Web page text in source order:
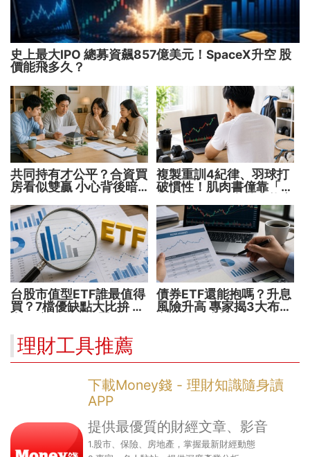
史上最大IPO 總募資飆857億美元！SpaceX升空 股
價能飛多久？
共同持有才公平？合資買
房看似雙贏 小心背後暗
複製重訓4紀律、羽球打
破慣性！肌肉書僮靠「動
台股市值型ETF誰最值得
買？7檔優缺點大比拚 找
債券ETF還能抱嗎？升息
風險升高 專家揭3大布局
理財工具推薦
下載Money錢 - 理財知識隨身讀
APP
提供最優質的財經文章、影音
1.股市、保險、房地產，掌握最新財經動態